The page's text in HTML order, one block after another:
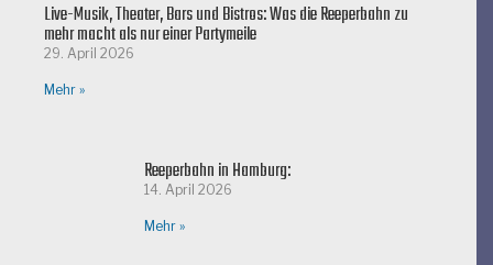
Live-Musik, Theater, Bars und Bistros: Was die Reeperbahn zu
mehr macht als nur einer Partymeile
29. April 2026
Mehr »
Reeperbahn in Hamburg:
14. April 2026
Mehr »